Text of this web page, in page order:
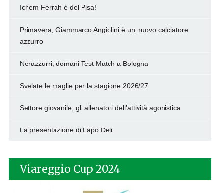
Ichem Ferrah è del Pisa!
Primavera, Giammarco Angiolini è un nuovo calciatore
azzurro
Nerazzurri, domani Test Match a Bologna
Svelate le maglie per la stagione 2026/27
Settore giovanile, gli allenatori dell’attività agonistica
La presentazione di Lapo Deli
Viareggio Cup 2024